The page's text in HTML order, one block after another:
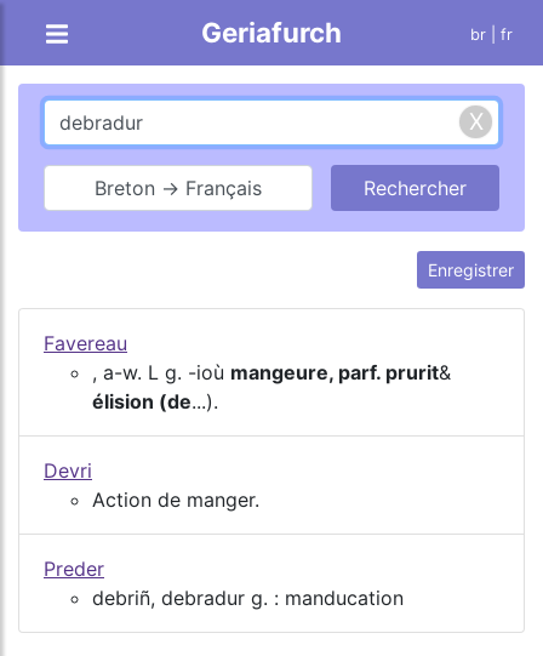
Geriafurch br | fr
Breton → Français
Enregistrer
Favereau
, a-w. L g. -ioù mangeure, parf. prurit&
élision (de...).
Devri
Action de manger.
Preder
debriñ, debradur g. : manducation